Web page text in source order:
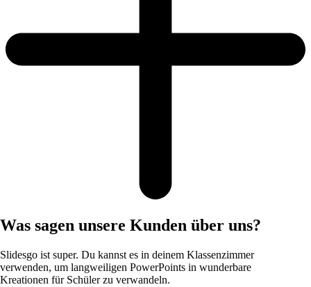
Was sagen unsere Kunden über uns?
Slidesgo ist super. Du kannst es in deinem Klassenzimmer
verwenden, um langweiligen PowerPoints in wunderbare
Kreationen für Schüler zu verwandeln.